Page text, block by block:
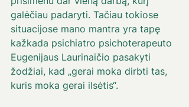
galėčiau padaryti. Tačiau tokiose
situacijose mano mantra yra tapę
kažkada psichiatro psichoterapeuto
Eugenijaus Laurinaičio pasakyti
žodžiai, kad „gerai moka dirbti tas,
kuris moka gerai ilsėtis“.